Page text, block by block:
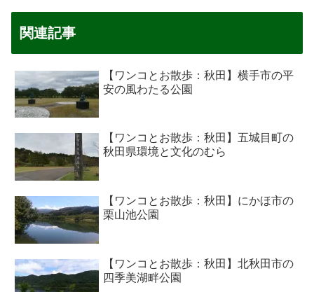
関連記事
【ワンコとお散歩：秋田】横手市の平
安の風わたる公園
【ワンコとお散歩：秋田】五城目町の
秋田県環境と文化のむら
【ワンコとお散歩：秋田】にかほ市の
栗山池公園
【ワンコとお散歩：秋田】北秋田市の
四季美湖畔公園